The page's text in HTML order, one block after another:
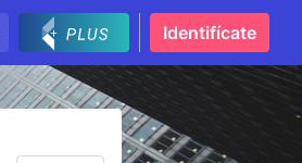
Identifícate